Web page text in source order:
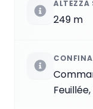
ALTEZZA
249 m